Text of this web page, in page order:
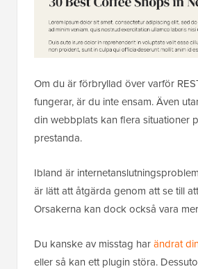
Om du är förbryllad över varför
fungerar, är du inte ensam. Även
din webbplats kan flera situationer
prestanda.
Ibland är
är lätt att åtgärda genom att se till
Orsakerna kan dock också vara
Du kanske av misstag harändrat
eller så kan ett plugin störa.